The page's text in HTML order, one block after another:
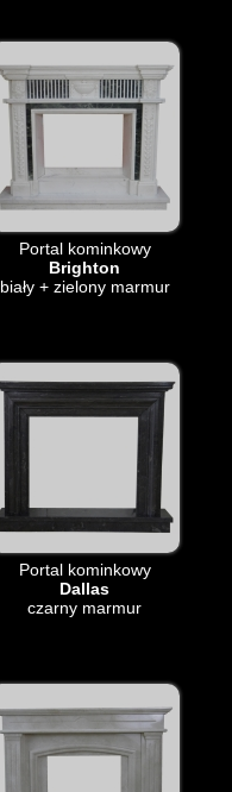
Portal kominkowy
Brighton
biały + zielony marmur
Portal kominkowy
Dallas
czarny marmur